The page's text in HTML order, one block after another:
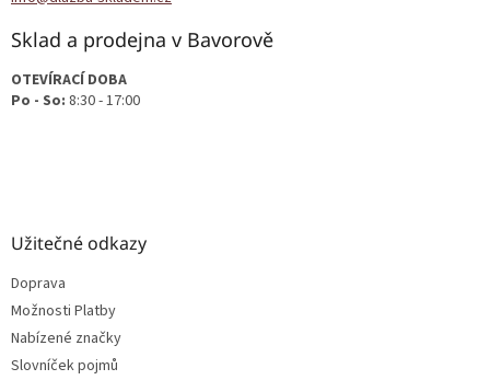
Sklad a prodejna v Bavorově
OTEVÍRACÍ DOBA
Po - So: 8:30 - 17:00
Užitečné odkazy
Doprava
Možnosti Platby
Nabízené značky
Slovníček pojmů